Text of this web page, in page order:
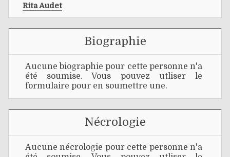
Rita Audet
Biographie
Aucune biographie pour cette personne n'a
été soumise. Vous pouvez utliser le
formulaire pour en soumettre une.
Nécrologie
Aucune nécrologie pour cette personne n'a